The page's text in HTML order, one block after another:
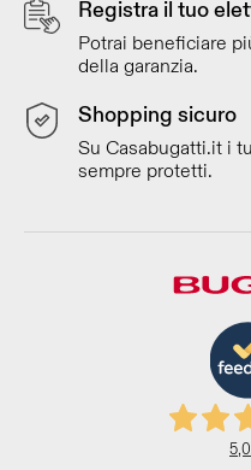
Registra il tuo
Potrai beneficiare
della garanzia.
Shopping sicuro
Su Casabugatti.it i
sempre protetti.
5,0